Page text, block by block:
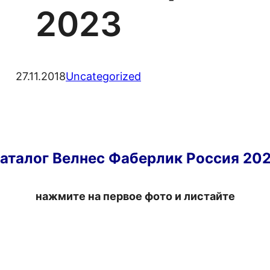
2023
27.11.2018Uncategorized
Велнес Фаберлик Россия
нажмите на первое фото и листайте